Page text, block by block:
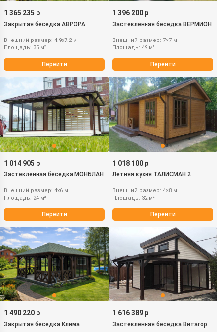
1 365 235 р
Закрытая беседка АВРОРА
Внешний размер: 4.9х7.2 м
Площадь: 35 м²
Перейти
1 396 200 р
Застекленная беседка ВЕРМИОН
Внешний размер: 7×7 м
Площадь: 49 м²
Перейти
1 014 905 р
Застекленная беседка МОНБЛАН
Внешний размер: 4х6 м
Площадь: 24 м²
Перейти
1 018 100 р
Летняя кухня ТАЛИСМАН 2
Внешний размер: 4×8 м
Площадь: 32 м²
Перейти
1 490 220 р
Закрытая беседка Клима
1 616 389 р
Застекленная беседка Витагор